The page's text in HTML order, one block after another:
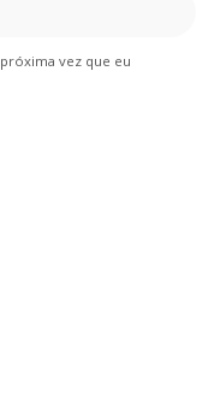
vez que eu